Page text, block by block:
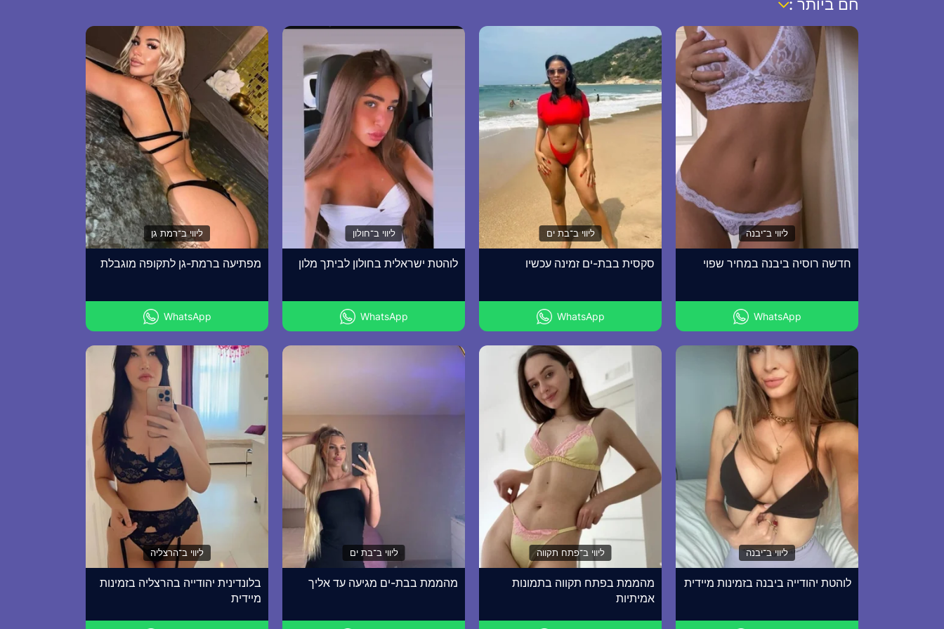
חם ביותר :
ליווי ב־יבנה
חדשה רוסיה ביבנה במחיר שפוי
WhatsApp
ליווי ב־בת ים
סקסית בבת-ים זמינה עכשיו
WhatsApp
ליווי ב־חולון
לוהטת ישראלית בחולון לביתך מלון
WhatsApp
ליווי ב־רמת גן
מפתיעה ברמת-גן לתקופה מוגבלת
WhatsApp
ליווי ב־יבנה
לוהטת יהודייה ביבנה בזמינות מיידית
ליווי ב־פתח תקווה
מהממת בפתח תקווה בתמונות
אמיתיות
ליווי ב־בת ים
מהממת בבת-ים מגיעה עד אליך
ליווי ב־הרצליה
בלונדינית יהודייה בהרצליה בזמינות
מיידית